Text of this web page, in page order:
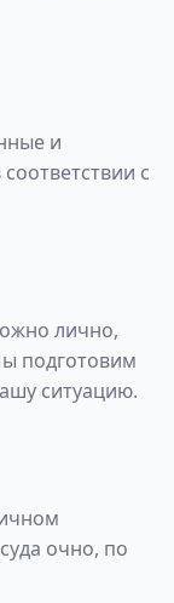
и
с
лично,
подготовим
ситуацию.
очно, по